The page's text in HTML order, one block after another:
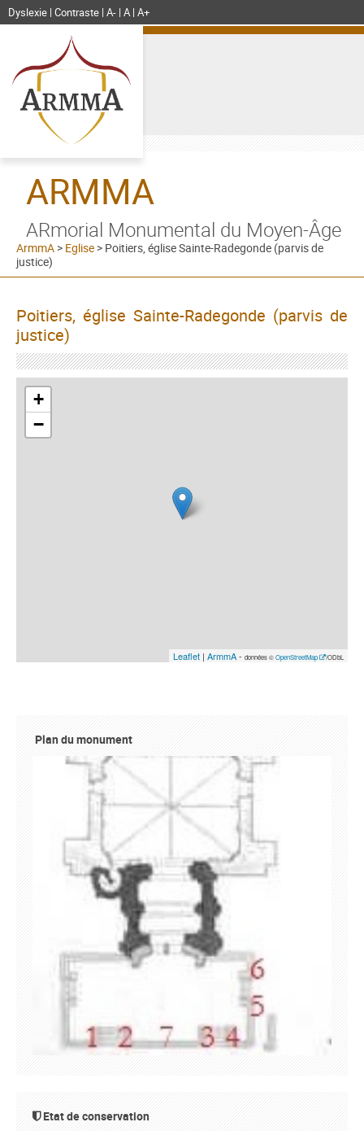
Dyslexie Contraste A- A A+
ARMMA
ARmorial Monumental du Moyen-Âge
ArmmA > Eglise > Poitiers, église Sainte-Radegonde (parvis de
justice)
Poitiers, église Sainte-Radegonde (parvis de
justice)
+
−
Leaflet | ArmmA- données ©OpenStreetMap /ODbL
Plan du monument
Etat de conservation